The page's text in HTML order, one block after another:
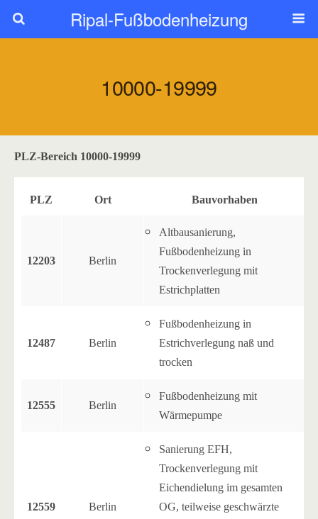
Ripal-Fußbodenheizung
10000-19999
PLZ-Bereich 10000-19999
PLZ Ort Bauvorhaben
12203 Berlin
Altbausanierung,
Fußbodenheizung in
Trockenverlegung mit
Estrichplatten
12487 Berlin
Fußbodenheizung in
Estrichverlegung naß und
trocken
12555 Berlin
Fußbodenheizung mit
Wärmepumpe
12559 Berlin
Sanierung EFH,
Trockenverlegung mit
Eichendielung im gesamten
OG, teilweise geschwärzte